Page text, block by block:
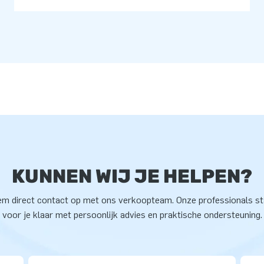
KUNNEN WIJ JE HELPEN?
direct contact op met ons verkoopteam. Onze professionals
voor je klaar met persoonlijk advies en praktische ondersteuning.